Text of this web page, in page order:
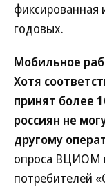
фиксированная
годовых.
Мобильное
Хотя
принят более
россиян не
другому
опроса ВЦИОМ
потребителей